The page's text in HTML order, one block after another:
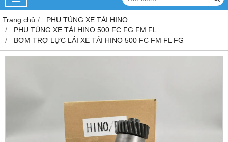
Trang chủ
PHỤ TÙNG XE TẢI HINO
PHỤ TÙNG XE TẢI HINO 500 FC FG FM FL
BƠM TRỢ LỰC LÁI XE TẢI HINO 500 FC FM FL FG